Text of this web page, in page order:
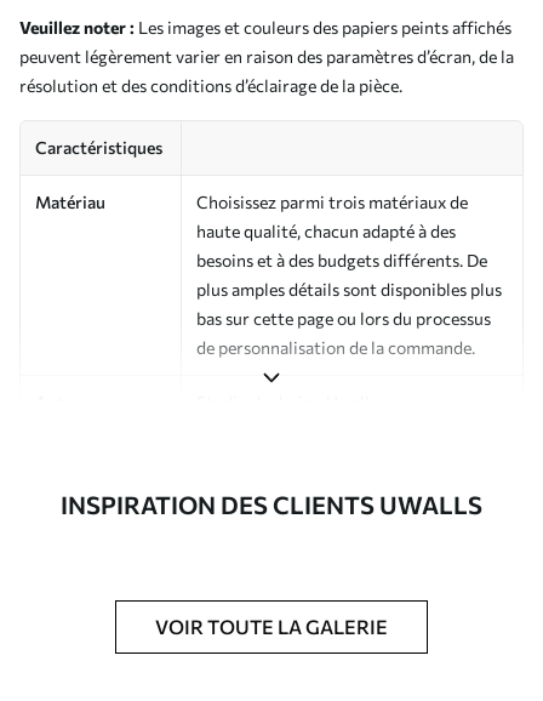
Veuillez noter : Les images et couleurs des papiers peints affichés
peuvent légèrement varier en raison des paramètres d’écran, de la
résolution et des conditions d’éclairage de la pièce.
Caractéristiques
Matériau
Choisissez parmi trois matériaux de
haute qualité, chacun adapté à des
besoins et à des budgets différents. De
plus amples détails sont disponibles plus
bas sur cette page ou lors du processus
de personnalisation de la commande.
Finition Semi-mate
Vernis protecteur et/ou colle pour
INSPIRATION DES CLIENTS UWALLS
VOIR TOUTE LA GALERIE